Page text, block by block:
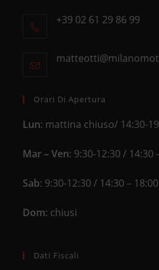
in
+39 02 61 29 86 99
your
Orari Di Apertura
Lun: mattina chiuso/ 14:30-
Mar – Ven: 9:30-12:30 / 14:30
Sab: 9:30-12:30 / 14:30 – 18:00
Dom: chiusi
Dati Fiscali